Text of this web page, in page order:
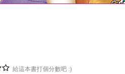
給這本書打個分數吧 :)